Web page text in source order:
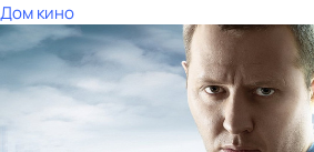
Дом кино